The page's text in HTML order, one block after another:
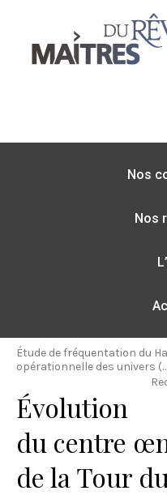
Nos
Nos
Étude de fréquentation du
opérationnelle des univers
Évolution
du centre
de la Tour